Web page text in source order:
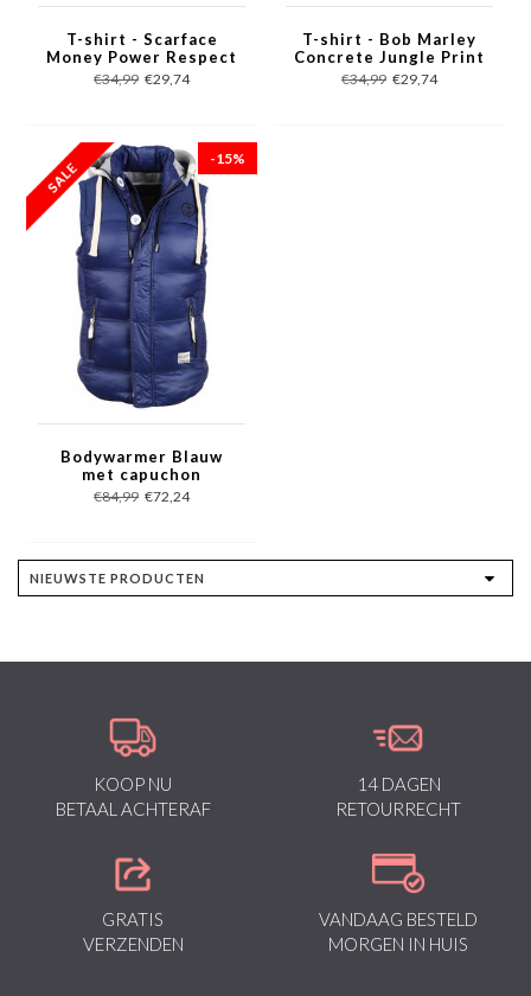
T-shirt - Scarface
Money Power Respect
Print - Wit
€34,99 €29,74
T-shirt - Bob Marley
Concrete Jungle Print
- Grijs
€34,99 €29,74
-15%
Bodywarmer Blauw
met capuchon
€84,99 €72,24
KOOP NU
BETAAL ACHTERAF
14 DAGEN
RETOURRECHT
GRATIS
VERZENDEN
VANDAAG BESTELD
MORGEN IN HUIS